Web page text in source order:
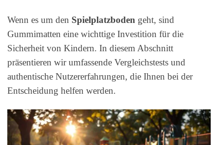
Wenn es um den Spielplatzboden geht, sind
Gummimatten eine wichttige Investition für die
Sicherheit von Kindern. In diesem Abschnitt
präsentieren wir umfassende Vergleichstests und
authentische Nutzererfahrungen, die Ihnen bei der
Entscheidung helfen werden.